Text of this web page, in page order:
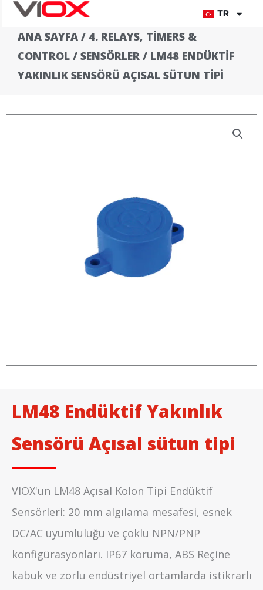
İçeriğe
TR
ANA SAYFA / 4. RELAYS, TIMERS &
CONTROL / SENSÖRLER / LM48 ENDÜKTIF
YAKINLIK SENSÖRÜ AÇISAL SÜTUN TIPI
LM48 Endüktif Yakınlık
Sensörü Açısal sütun tipi
VIOX'un LM48 Açısal Kolon Tipi Endüktif
Sensörleri: 20 mm algılama mesafesi, esnek
DC/AC uyumluluğu ve çoklu NPN/PNP
konfigürasyonları. IP67 koruma, ABS Reçine
kabuk ve zorlu endüstriyel ortamlarda istikrarlı